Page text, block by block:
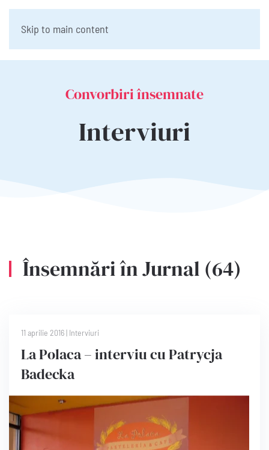
Skip to main content
Convorbiri însemnate
Interviuri
Însemnări în Jurnal (64)
11 aprilie 2016 | Interviuri
La Polaca – interviu cu Patrycja
Badecka